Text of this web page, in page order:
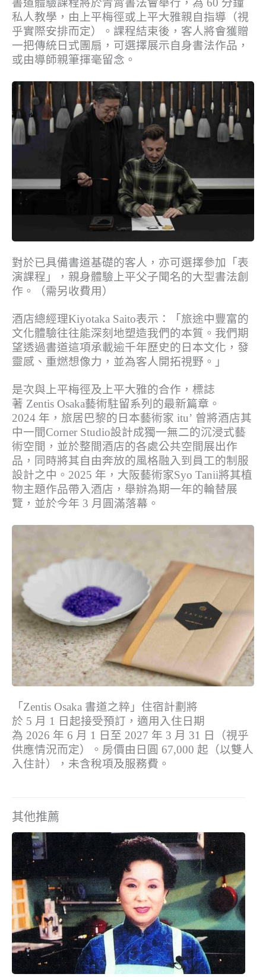
書道體驗課程將於青霄書法會舉行，為 60 分鐘
私人教學，由上平梅徑或上平大雅親自指導（視
乎實際安排而定）。課程結束後，客人將會獲贈
一把傳統日式團扇，可選擇展示自身書法作品，
或由導師親筆揮毫留念。
對於已具備書道基礎的客人，亦可選擇參加「表
演課程」，親身體驗上平父子聞名的大型書法創
作。（需另收費用）
酒店總經理Kiyotaka Saito表示：「旅途中豐富的
文化體驗往往能深刻地塑造我們的本質。我們期
望透過書道這項承載逾千年歷史的日本文化，發
靈感、重燃想像力，並為客人開拓視野。」
是次與上平梅徑及上平大雅的合作，標誌
著 Zentis Osaka藝術駐留系列的最新篇章。
2024 年，旅居巴黎的日本藝術家 itu’ 曾將酒店其
中一間Corner Studio設計成獨一無二的沉浸式藝
術空間，並於整間酒店的各處公共空間展出作
品，同時將其自由奔放的風格融入到員工的制服
設計之中。2025 年，大阪藝術家Syo Tanii將其植
物主題作品帶入酒店，舉辦為期一年的輪替展
覽，並於今年 3 月圓滿落幕。
「Zentis Osaka 書道之粹」住宿計劃將
於 5 月 1 日起接受預訂，適用入住日期
為 2026 年 6 月 1 日至 2027 年 3 月 31 日（視乎
供應情況而定）。房價由日圓 67,000 起（以雙人
入住計），未含稅項及服務費。
其他推薦